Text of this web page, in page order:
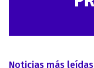
Noticias más leídas